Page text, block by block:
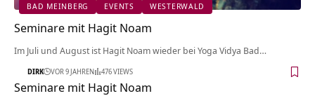
BAD MEINBERG EVENTS WESTERWALD
Seminare mit Hagit Noam
Im Juli und August ist Hagit Noam wieder bei Yoga Vidya Bad…
DIRK VOR 9 JAHREN 476 VIEWS
Seminare mit Hagit Noam